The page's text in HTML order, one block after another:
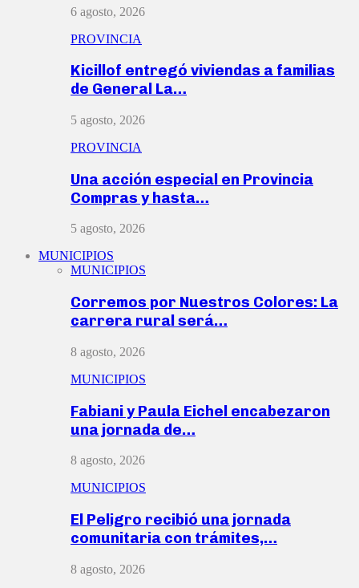
6 agosto, 2026
PROVINCIA
Kicillof entregó viviendas a familias
de General La…
5 agosto, 2026
PROVINCIA
Una acción especial en Provincia
Compras y hasta…
5 agosto, 2026
MUNICIPIOS
MUNICIPIOS
Corremos por Nuestros Colores: La
carrera rural será…
8 agosto, 2026
MUNICIPIOS
Fabiani y Paula Eichel encabezaron
una jornada de…
8 agosto, 2026
MUNICIPIOS
El Peligro recibió una jornada
comunitaria con trámites,…
8 agosto, 2026